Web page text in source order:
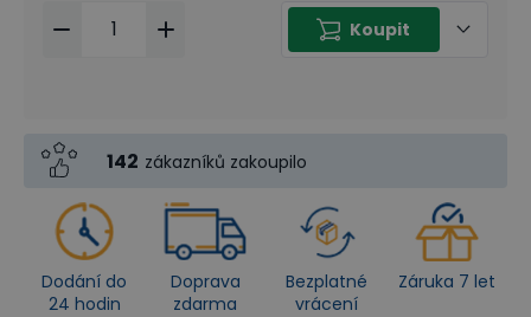
Koupit
142 zákazníků zakoupilo
Dodání do
24 hodin
Doprava
zdarma
Bezplatné
vrácení
Záruka 7 let